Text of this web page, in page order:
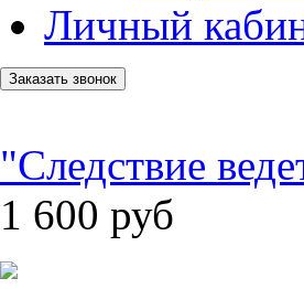
Личный
Заказать звонок
"Следствие
1 600 руб